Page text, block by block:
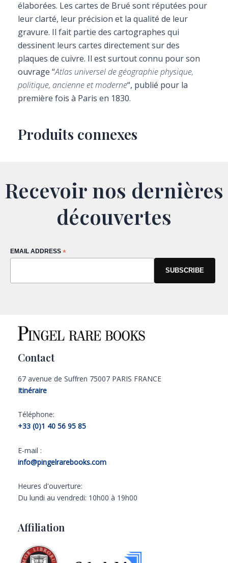
élaborées. Les cartes de Brué sont réputées pour
leur clarté, leur précision et la qualité de leur
gravure. Il fait partie des cartographes qui
dessinent leurs cartes directement sur des
plaques de cuivre. Il est surtout connu pour son
ouvrage “Atlas universel de géographie physique,
politique, ancienne et moderne“, publié pour la
première fois à Paris en 1830.
Produits connexes
Recevoir nos dernières
découvertes
EMAIL ADDRESS *
Contact
67 avenue de Suffren 75007 PARIS FRANCE
Itinéraire
Téléphone:
+33 (0)1 40 56 95 85
E-mail :
info@pingelrarebooks.com
Heures d'ouverture:
Du lundi au vendredi: 10h00 à 19h00
Affiliation